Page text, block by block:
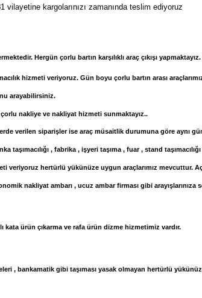
kargolarınızı zamanında teslim ediyoruz
Hergün çorlu bartın karşılıklı araç çıkışı
hizmeti veriyoruz. Gün boyu çorlu bartın arası
arayabilirsiniz.
nakliye ve nakliyat hizmeti sunmaktayız..
verilen siparişler ise araç müsaitlik durumuna göre aynı
taşımacılığı , fabrika , işyeri taşıma , fuar , stand
hertürlü yükünüze uygun araçlarımız mevcuttur.
nakliyat ambarı , ucuz ambar firması gibi arayışlarınıza
kata ürün çıkarma ve rafa ürün dizme hizmetimiz vardır.
, bankamatik gibi taşıması yasak olmayan hertürlü